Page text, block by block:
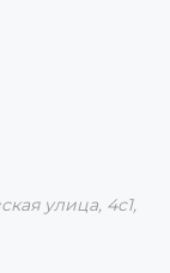
улица, 4с1,